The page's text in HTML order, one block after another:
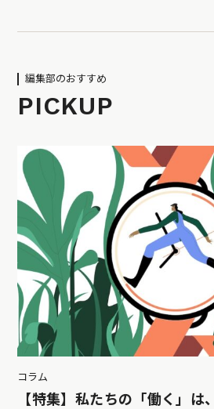
編集部のおすすめ
PICKUP
コラム
【特集】私たちの「働く」は